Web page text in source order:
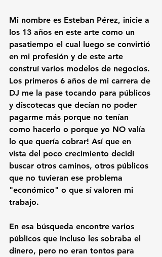
Mi nombre es Esteban Pérez, inicie a
los 13 años en este arte como un
pasatiempo el cual luego se convirtió
en mi profesión y de este arte
construí varios modelos de negocios.
Los primeros 6 años de mi carrera de
DJ me la pase tocando para públicos
y discotecas que decían no poder
pagarme más porque no tenían
como hacerlo o porque yo NO valía
lo que quería cobrar! Así que en
vista del poco crecimiento decidí
buscar otros caminos, otros públicos
que no tuvieran ese problema
"económico" o que sí valoren mi
trabajo.
En esa búsqueda encontre varios
públicos que incluso les sobraba el
dinero, pero no eran tontos para